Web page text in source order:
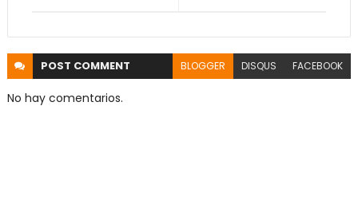
POST COMMENT BLOGGER DISQUS FACEBOOK
No hay comentarios.